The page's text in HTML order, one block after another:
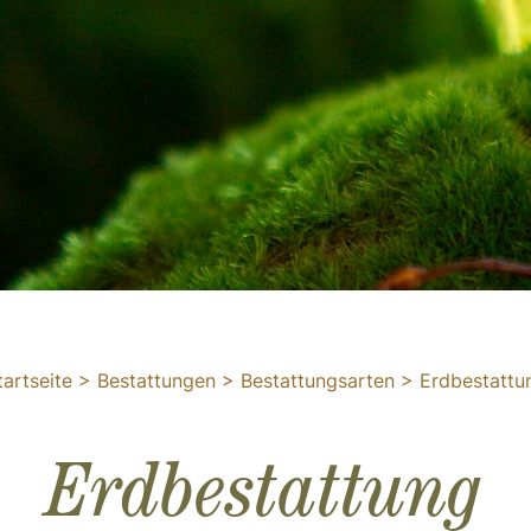
> Bestattungen> Bestattungsarten>
Erdbestattung